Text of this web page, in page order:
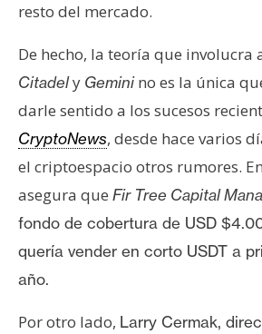
resto del mercado.
De hecho, la teoría que involucra
Citadely Geminino es la única
darle sentido a los sucesos
CryptoNews, desde hace varios
el criptoespacio otros rumores.
asegura que Fir Tree Capital
fondo de cobertura de USD
quería vender en corto USDT a
año.
Por otro lado, Larry Cermak,